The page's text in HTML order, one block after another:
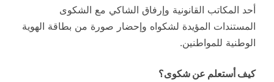
أحد المكاتب القانونية وإرفاق الشاكي مع الشكوى
المستندات المؤيدة لشكواه وإحضار صورة من بطاقة الهوية
الوطنية للمواطنين.
كيف أستعلم عن شكوى؟